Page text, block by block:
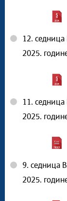
12. седница
2025.
11. седница
2025.
9. седница
2025.